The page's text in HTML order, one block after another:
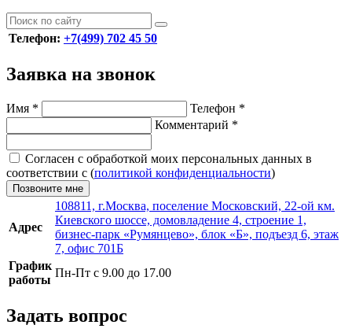
Телефон: +7(499) 702 45 50
Заявка на звонок
Имя * Телефон *
Комментарий *
Согласен с обработкой моих персональных данных в
соответствии с (политикой конфиденциальности)
Позвоните мне
Адрес
108811, г.Москва, поселение Московский, 22-ой км.
Киевского шоссе, домовладение 4, строение 1,
бизнес-парк «Румянцево», блок «Б», подъезд 6, этаж
7, офис 701Б
График
работы
Пн-Пт с 9.00 до 17.00
Задать вопрос